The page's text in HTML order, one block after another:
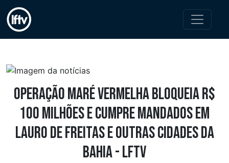
Operação Maré Vermelha bloqueia R$
100 milhões e cumpre mandados em
Lauro de Freitas e outras cidades da
Bahia - LFTV